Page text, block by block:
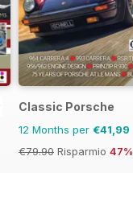
Classic Porsche
12 Months per €41,99
€79.90 Risparmio 47%